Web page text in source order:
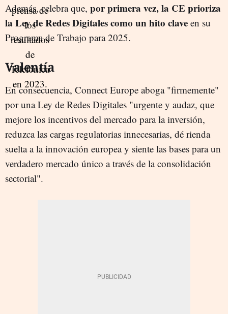
Además, celebra que, por primera vez, la CE prioriza
la Ley de Redes Digitales como un hito clave en su
Programa de Trabajo para 2025.
Valentía
En consecuencia, Connect Europe aboga "firmemente"
por una Ley de Redes Digitales "urgente y audaz, que
mejore los incentivos del mercado para la inversión,
reduzca las cargas regulatorias innecesarias, dé rienda
suelta a la innovación europea y siente las bases para un
verdadero mercado único a través de la consolidación
sectorial".